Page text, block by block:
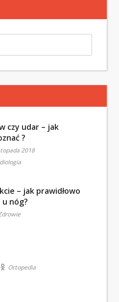
czy udar – jak
?
2018
– jak prawidłowo
nóg?
Ortopedia